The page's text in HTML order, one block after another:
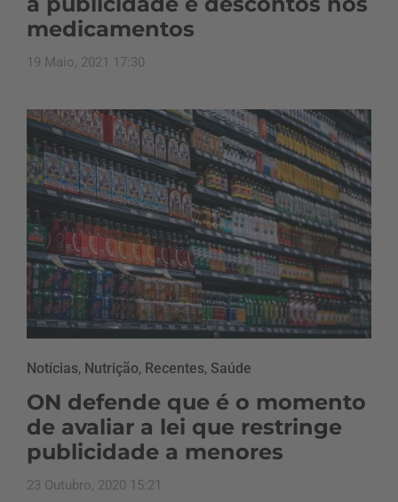
medicamentos
19 Maio, 2021 17:30
Notícias, Nutrição, Recentes, Saúde
ON defende que é o momento
de avaliar a lei que restringe
publicidade a menores
23 Outubro, 2020 15:21